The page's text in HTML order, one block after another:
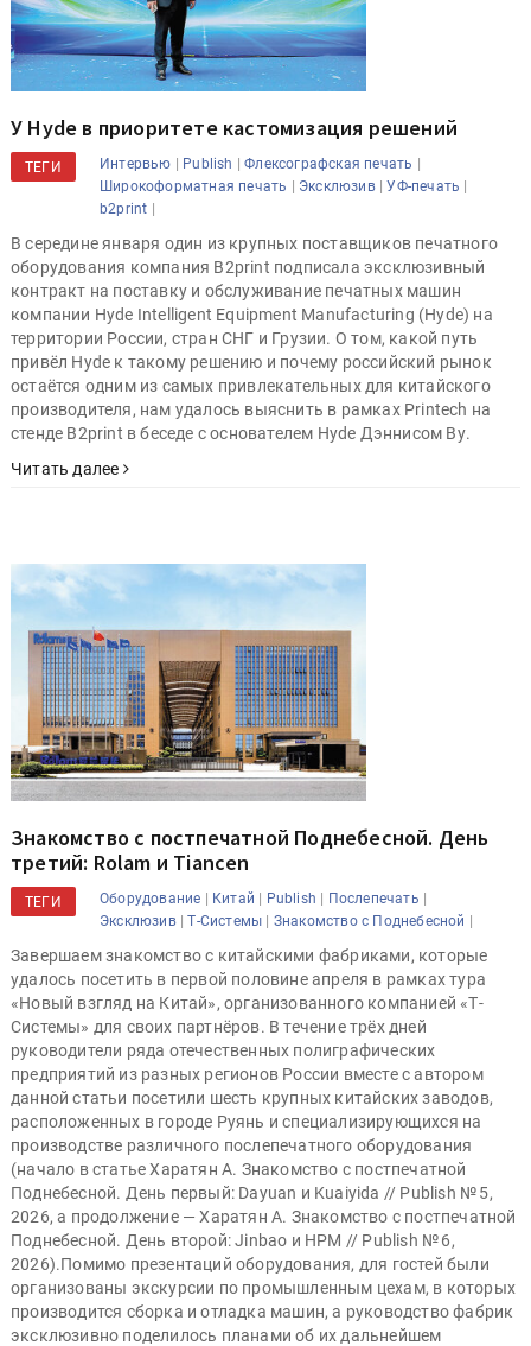
У Hyde в приоритете кастомизация решений
ТЕГИ Интервью | Publish |Флексографская печать |
Широкоформатная печать | Эксклюзив|УФ-печать |
b2print |
В середине января один из крупных поставщиков печатного
оборудования компания B2print подписала эксклюзивный
контракт на поставку и обслуживание печатных машин
компании Hyde Intelligent Equipment Manufacturing (Hyde) на
территории России, стран СНГ и Грузии. О том, какой путь
привёл Hyde к такому решению и почему российский рынок
остаётся одним из самых привлекательных для китайского
производителя, нам удалось выяснить в рамках Printech на
стенде B2print в беседе с основателем Hyde Дэннисом Ву.
Читать далее
Знакомство с постпечатной Поднебесной. День
третий: Rolam и Tiancen
ТЕГИ Оборудование | Китай | Publish | Послепечать |
Эксклюзив|Т-Системы | Знакомство с Поднебесной |
Завершаем знакомство с китайскими фабриками, которые
удалось посетить в первой половине апреля в рамках тура
«Новый взгляд на Китай», организованного компанией «Т-
Системы» для своих партнёров. В течение трёх дней
руководители ряда отечественных полиграфических
предприятий из разных регионов России вместе с автором
данной статьи посетили шесть крупных китайских заводов,
расположенных в городе Руянь и специализирующихся на
производстве различного послепечатного оборудования
(начало в статье Харатян А. Знакомство с постпечатной
Поднебесной. День первый: Dayuan и Kuaiyida // Publish № 5,
2026, а продолжение — Харатян А. Знакомство с постпечатной
Поднебесной. День второй: Jinbao и HPM // Publish № 6,
2026).Помимо презентаций оборудования, для гостей были
организованы экскурсии по промышленным цехам, в которых
производится сборка и отладка машин, а руководство фабрик
эксклюзивно поделилось планами об их дальнейшем